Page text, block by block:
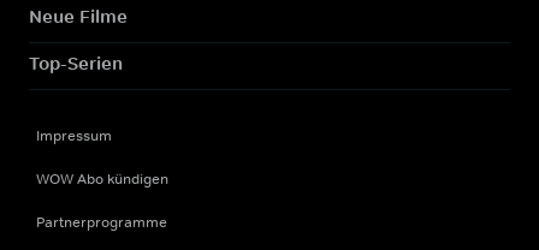
Neue Filme
Top-Serien
Impressum
WOW Abo kündigen
Partnerprogramme